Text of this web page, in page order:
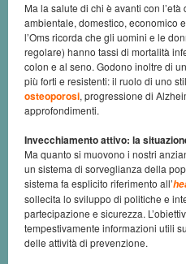
Ma la salute di chi è avanti con
ambientale, domestico, economico
l’Oms ricorda che gli uomini e le
regolare) hanno tassi di mortalità
colon e al seno. Godono inoltre di
più forti e resistenti: il ruolo di uno
osteoporosi, progressione di
approfondimenti.
Invecchiamento attivo: la
Ma quanto si muovono i nostri
un sistema di sorveglianza della
sistema fa esplicito riferimento all’
sollecita lo sviluppo di politiche e
partecipazione e sicurezza.
tempestivamente informazioni utili
delle attività di prevenzione.